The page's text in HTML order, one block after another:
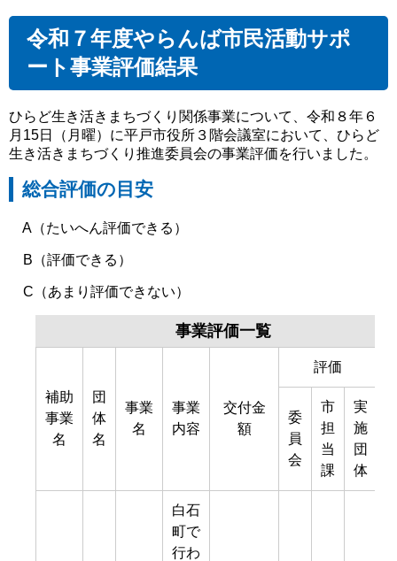
令和７年度やらんば市民活動サポ
ート事業評価結果
ひらど生き活きまちづくり関係事業について、令和８年６
月15日（月曜）に平戸市役所３階会議室において、ひらど
生き活きまちづくり推進委員会の事業評価を行いました。
総合評価の目安
A（たいへん評価できる）
B（評価できる）
C（あまり評価できない）
事業評価一覧
補助
事業
名
団
体
名
事業
名
事業
内容
交付金
額
評価
委
員
会
市
担
当
課
実
施
団
体
白石
町で
行わ